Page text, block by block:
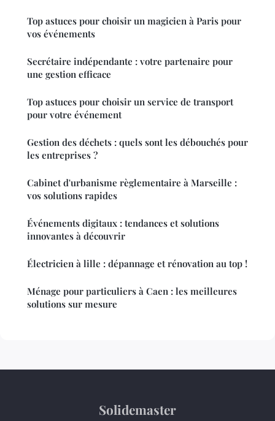
Top astuces pour choisir un magicien à Paris pour
vos événements
Secrétaire indépendante : votre partenaire pour
une gestion efficace
Top astuces pour choisir un service de transport
pour votre événement
Gestion des déchets : quels sont les débouchés pour
les entreprises ?
Cabinet d'urbanisme règlementaire à Marseille :
vos solutions rapides
Événements digitaux : tendances et solutions
innovantes à découvrir
Électricien à lille : dépannage et rénovation au top !
Ménage pour particuliers à Caen : les meilleures
solutions sur mesure
Solidemaster